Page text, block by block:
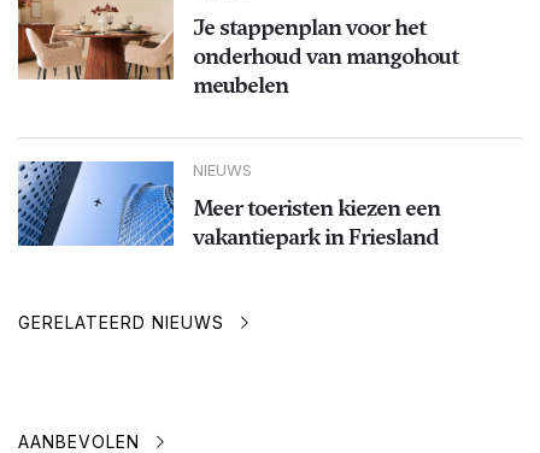
Je stappenplan voor het
onderhoud van mangohout
meubelen
NIEUWS
Meer toeristen kiezen een
vakantiepark in Friesland
GERELATEERD NIEUWS
AANBEVOLEN